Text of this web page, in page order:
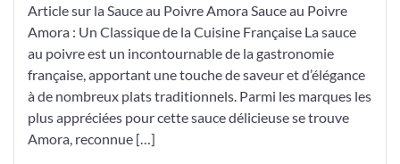
Savoureuse
Sauce
au
Poivre
Amora
:
Un
Article sur la Sauce au Poivre Amora Sauce au Poivre
Amora : Un Classique de la Cuisine Française La sauce
au poivre est un incontournable de la gastronomie
française, apportant une touche de saveur et d’élégance
à de nombreux plats traditionnels. Parmi les marques les
plus appréciées pour cette sauce délicieuse se trouve
Amora, reconnue […]